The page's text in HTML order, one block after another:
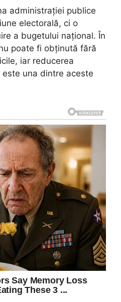
administrației publice
electorală, ci o
a bugetului național. În
poate fi obținută fără
iar reducerea
una dintre aceste